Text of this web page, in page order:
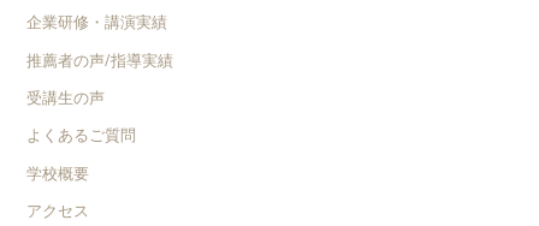
企業研修・講演実績
推薦者の声/指導実績
受講生の声
よくあるご質問
学校概要
アクセス